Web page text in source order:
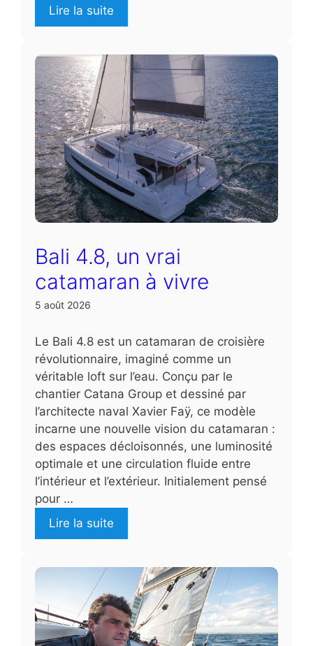
Lire la suite
Bali 4.8, un vrai
catamaran à vivre
5 août 2026
Le Bali 4.8 est un catamaran de croisière
révolutionnaire, imaginé comme un
véritable loft sur l’eau. Conçu par le
chantier Catana Group et dessiné par
l’architecte naval Xavier Faÿ, ce modèle
incarne une nouvelle vision du catamaran :
des espaces décloisonnés, une luminosité
optimale et une circulation fluide entre
l’intérieur et l’extérieur. Initialement pensé
pour …
Lire la suite